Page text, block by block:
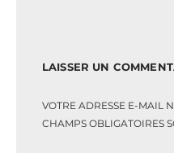
LAISSER UN
VOTRE ADRESSE E-MAIL
CHAMPS OBLIGATOIRES